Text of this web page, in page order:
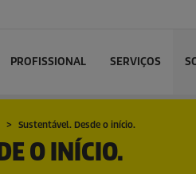
PROFISSIONAL SERVIÇOS
Sustentável. Desde o início.
O INÍCIO.